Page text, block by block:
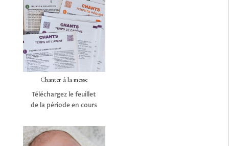
Chanter à la messe
Téléchargez le feuillet
de la période en cours